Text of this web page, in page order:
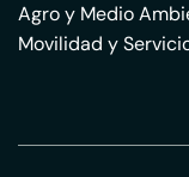
Agro y Medio
Movilidad y